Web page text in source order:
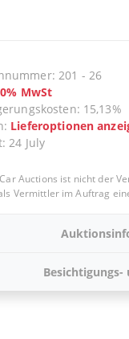
: 201 - 26
0% MwSt
: 15,13%
: Lieferoptionen
:24 July
Auctions ist nicht der
Vermittler im Auftrag